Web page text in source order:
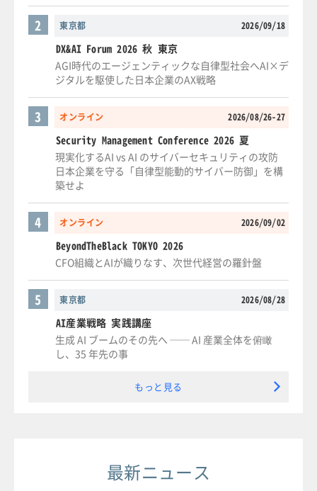
東京都 2026/09/18
2
DX&AI Forum 2026 秋 東京
AGI時代のエージェンティックな自律型社会へAI×デ
ジタルを駆使した日本企業のAX戦略
オンライン 2026/08/26-27
3
Security Management Conference 2026 夏
現実化するAI vs AI のサイバーセキュリティの攻防
日本企業を守る「自律型能動的サイバー防御」を構
築せよ
オンライン 2026/09/02
4
BeyondTheBlack TOKYO 2026
CFO組織とAIが織りなす、次世代経営の羅針盤
東京都 2026/08/28
5
AI産業戦略 実践講座
生成 AI ブームのその先へ ── AI 産業全体を俯瞰
し、35 年先の事
もっと見る
最新ニュース